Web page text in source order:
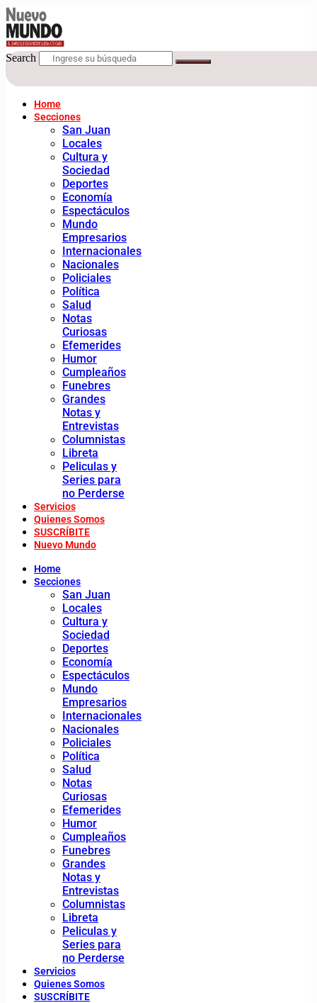
Search
Home
Secciones
San Juan
Locales
Cultura y
Sociedad
Deportes
Economía
Espectáculos
Mundo
Empresarios
Internacionales
Nacionales
Policiales
Política
Salud
Notas
Curiosas
Efemerides
Humor
Cumpleaños
Funebres
Grandes
Notas y
Entrevistas
Columnistas
Libreta
Peliculas y
Series para
no Perderse
Servicios
Quienes Somos
SUSCRÍBITE
Nuevo Mundo
Home
Secciones
San Juan
Locales
Cultura y
Sociedad
Deportes
Economía
Espectáculos
Mundo
Empresarios
Internacionales
Nacionales
Policiales
Política
Salud
Notas
Curiosas
Efemerides
Humor
Cumpleaños
Funebres
Grandes
Notas y
Entrevistas
Columnistas
Libreta
Peliculas y
Series para
no Perderse
Servicios
Quienes Somos
SUSCRÍBITE